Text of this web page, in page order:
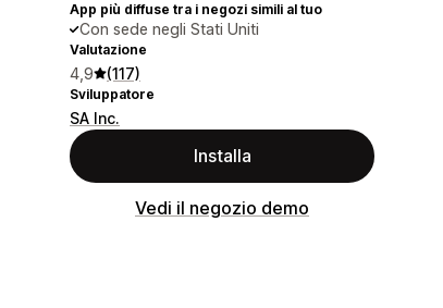
App più diffuse tra i negozi simili al tuo
Con sede negli Stati Uniti
Valutazione
4,9 (117)
Sviluppatore
SA Inc.
Installa
Vedi il negozio demo